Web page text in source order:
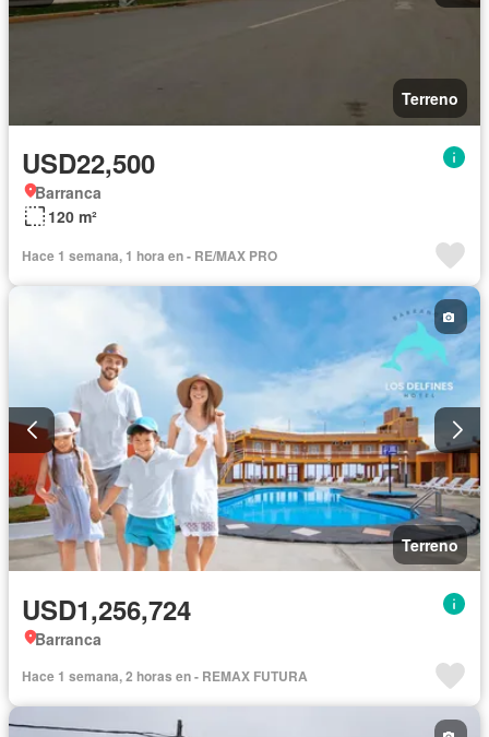
Terreno
USD22,500
Barranca
120 m²
Hace 1 semana, 1 hora en - RE/MAX PRO
Terreno
USD1,256,724
Barranca
Hace 1 semana, 2 horas en - REMAX FUTURA